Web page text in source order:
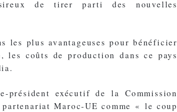
de tirer parti des nouvelles
les plus avantageuses pour bénéficier
les coûts de production dans ce pays
exécutif de la Commission
Maroc-UE comme « le coup